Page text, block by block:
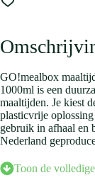
GO!mealbox
1000ml is een
maaltijden. Je kiest
plasticvrije
gebruik in afhaal en
Nederland
Toon de